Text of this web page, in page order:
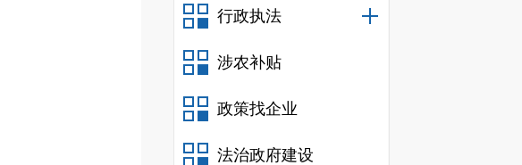
行政执法
涉农补贴
政策找企业
法治政府建设